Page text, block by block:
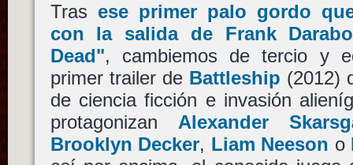
Tras ese primer palo gordo
con la salida de Frank
Dead", cambiemos de tercio y
primer trailer de Battleship (2012)
de ciencia ficción e invasión
protagonizan Alexander
Brooklyn Decker, Liam Neeson o